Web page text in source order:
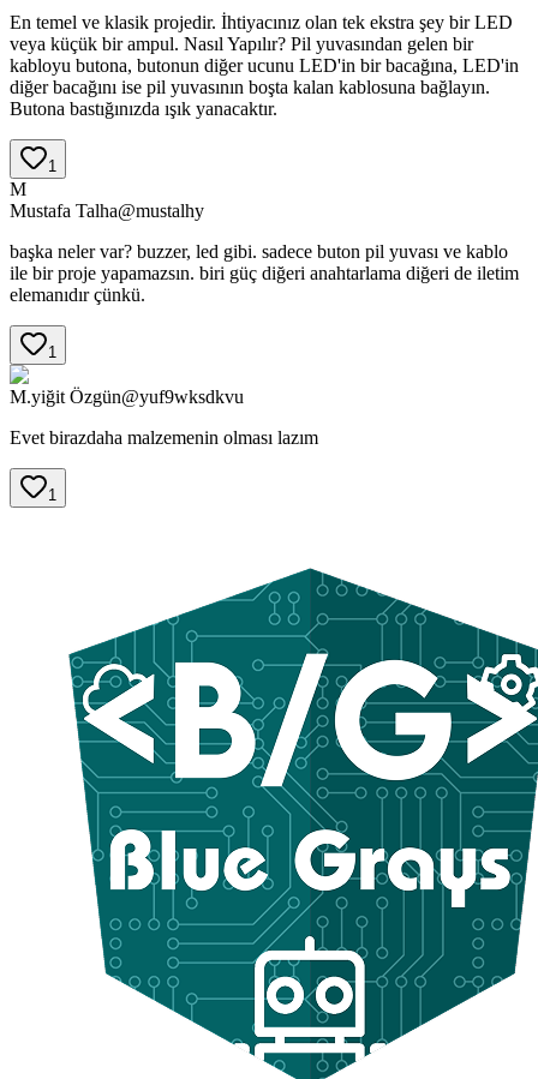
En temel ve klasik projedir. İhtiyacınız olan tek ekstra şey bir LED
veya küçük bir ampul. Nasıl Yapılır? Pil yuvasından gelen bir
kabloyu butona, butonun diğer ucunu LED'in bir bacağına, LED'in
diğer bacağını ise pil yuvasının boşta kalan kablosuna bağlayın.
Butona bastığınızda ışık yanacaktır.
1
M
Mustafa Talha@mustalhy
başka neler var? buzzer, led gibi. sadece buton pil yuvası ve kablo
ile bir proje yapamazsın. biri güç diğeri anahtarlama diğeri de iletim
elemanıdır çünkü.
1
M.yiğit Özgün@yuf9wksdkvu
Evet birazdaha malzemenin olması lazım
1